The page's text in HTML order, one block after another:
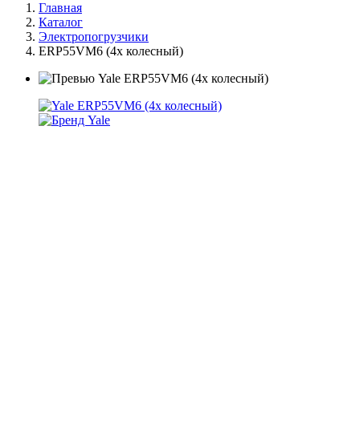
Главная
Каталог
Электропогрузчики
ERP55VM6 (4х колесный)